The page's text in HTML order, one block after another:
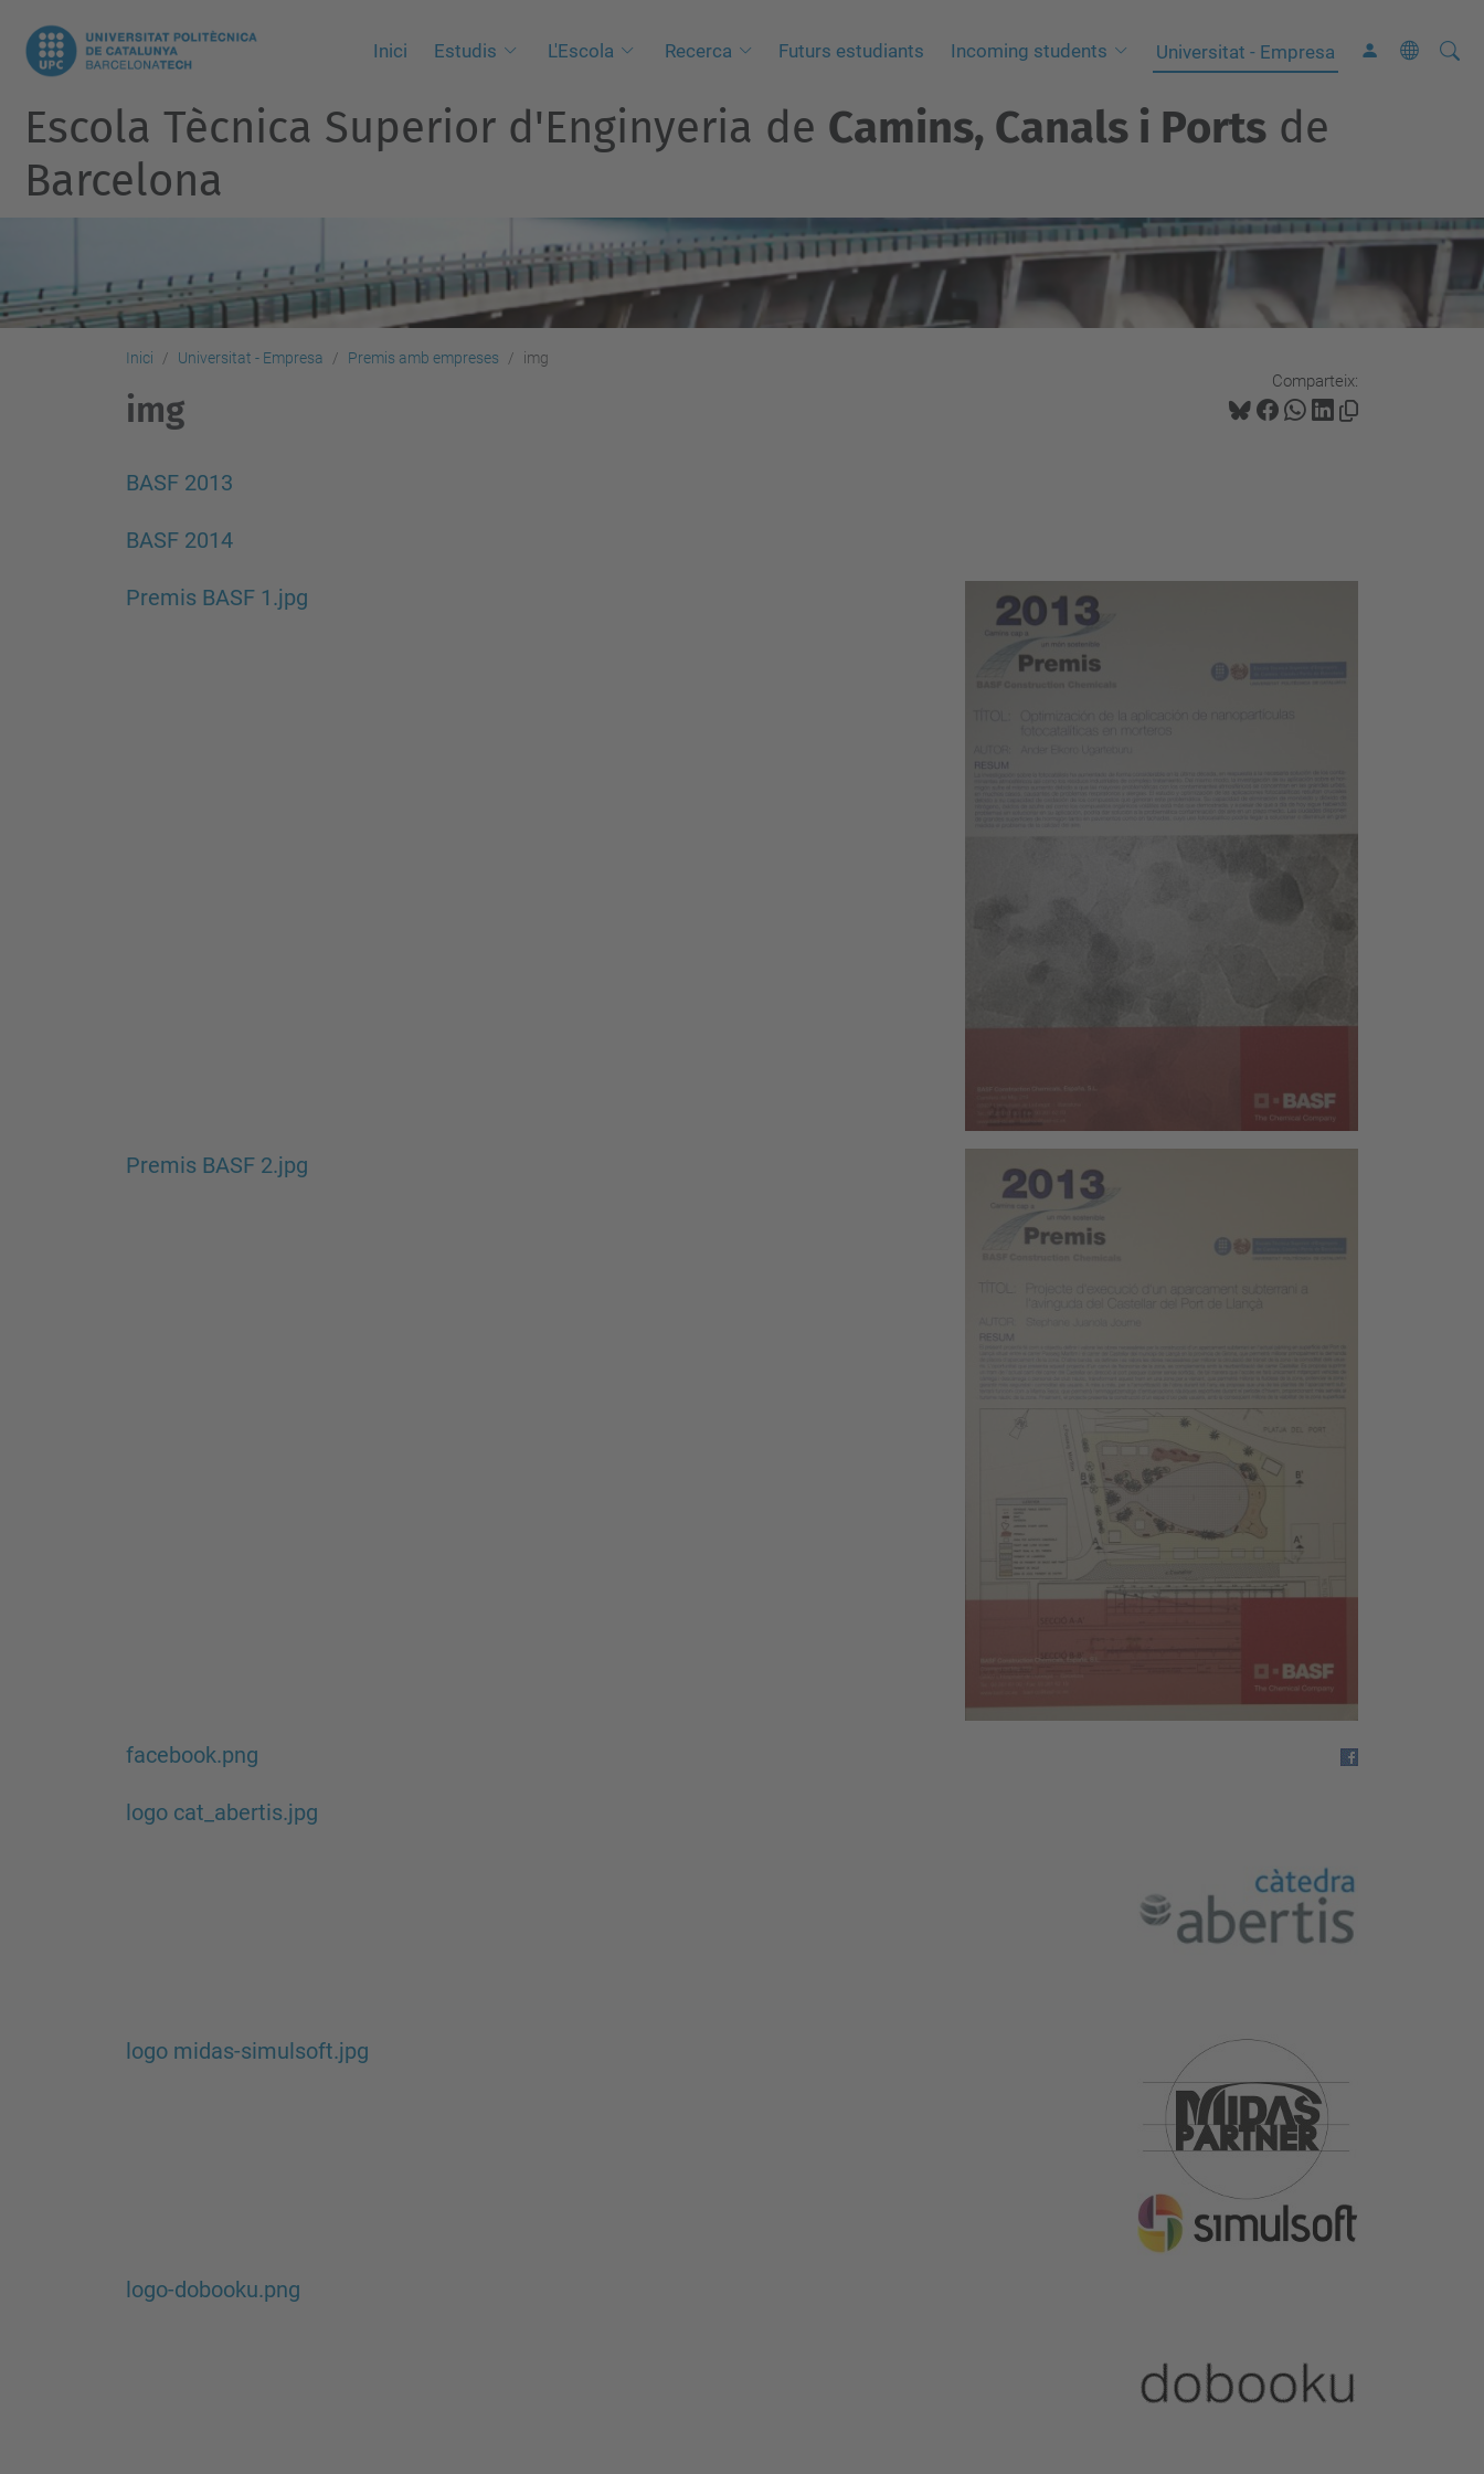
Inici Estudis L'Escola Recerca Futurs estudiants Incoming students Universitat - Empresa Cerca
C
v
a
Escola Tècnica Superior d'Enginyeria de Camins, Canals i Portsde
Barcelona
Inici Universitat - Empresa Premis amb empreses img
Comparteix:
img
BASF 2013
BASF 2014
Premis BASF 1.jpg
Premis BASF 2.jpg
facebook.png
logo cat_abertis.jpg
logo midas-simulsoft.jpg
logo-dobooku.png